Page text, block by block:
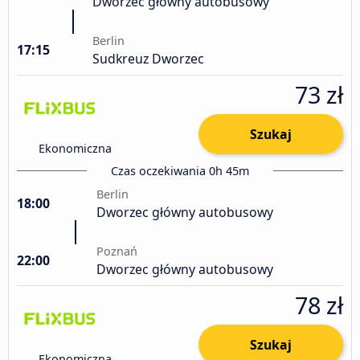
17:15
Berlin
Sudkreuz Dworzec
Ekonomiczna
73 zł
Szukaj
Czas oczekiwania 0h 45m
18:00
Berlin
Dworzec główny autobusowy
22:00
Poznań
Dworzec główny autobusowy
78 zł
Szukaj